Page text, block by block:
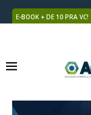
E-BOOK + DE 10 PRA VC!